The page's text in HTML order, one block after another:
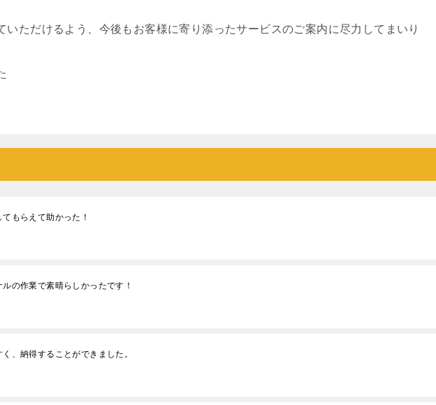
いただけるよう、今後もお客様に寄り添ったサービスのご案内に尽力してまいり
もらえて助かった！
の作業で素晴らしかったです！
、納得することができました。